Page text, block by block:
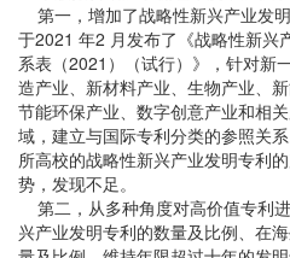
第一，增加了战略性新兴产业发
于2021 年2 月发布了《战略性新兴
系表（2021）（试行）》，针对新
造产业、新材料产业、生物产业、
节能环保产业、数字创意产业和相
域，建立与国际专利分类的参照关
所高校的战略性新兴产业发明专利
势，发现不足。
第二，从多种角度对高价值专利
兴产业发明专利的数量及比例、在